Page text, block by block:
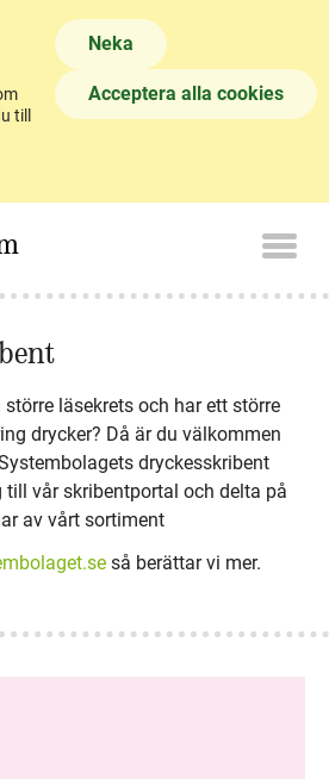
till
Neka
Acceptera alla cookies
läsekrets och har ett större
drycker? Då är du välkommen
dryckesskribent
vår skribentportal och delta på
av vårt sortiment
så berättar vi mer.